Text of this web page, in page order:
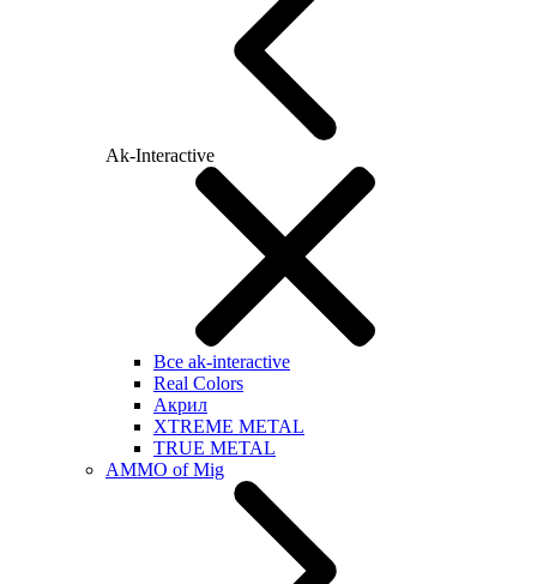
Ak-Interactive
Все ak-interactive
Real Colors
Акрил
XTREME METAL
TRUE METAL
AMMO of Mig